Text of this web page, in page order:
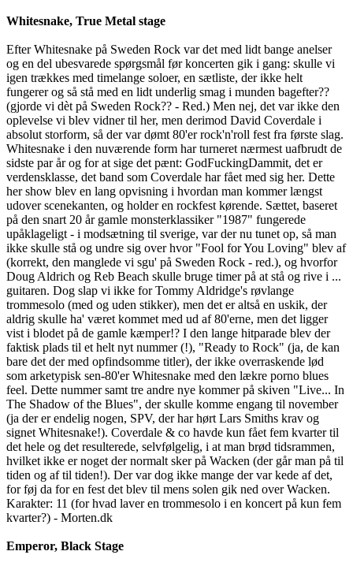
Whitesnake, True Metal stage
Efter Whitesnake på Sweden Rock var det med lidt bange anelser
og en del ubesvarede spørgsmål før koncerten gik i gang: skulle vi
igen trækkes med timelange soloer, en sætliste, der ikke helt
fungerer og så stå med en lidt underlig smag i munden bagefter??
(gjorde vi dèt på Sweden Rock?? - Red.) Men nej, det var ikke den
oplevelse vi blev vidner til her, men derimod David Coverdale i
absolut storform, så der var dømt 80'er rock'n'roll fest fra første slag.
Whitesnake i den nuværende form har turneret nærmest uafbrudt de
sidste par år og for at sige det pænt: GodFuckingDammit, det er
verdensklasse, det band som Coverdale har fået med sig her. Dette
her show blev en lang opvisning i hvordan man kommer længst
udover scenekanten, og holder en rockfest kørende. Sættet, baseret
på den snart 20 år gamle monsterklassiker "1987" fungerede
upåklageligt - i modsætning til sverige, var der nu tunet op, så man
ikke skulle stå og undre sig over hvor "Fool for You Loving" blev af
(korrekt, den manglede vi sgu' på Sweden Rock - red.), og hvorfor
Doug Aldrich og Reb Beach skulle bruge timer på at stå og rive i ...
guitaren. Dog slap vi ikke for Tommy Aldridge's røvlange
trommesolo (med og uden stikker), men det er altså en uskik, der
aldrig skulle ha' været kommet med ud af 80'erne, men det ligger
vist i blodet på de gamle kæmper!? I den lange hitparade blev der
faktisk plads til et helt nyt nummer (!), "Ready to Rock" (ja, de kan
bare det der med opfindsomme titler), der ikke overraskende lød
som arketypisk sen-80'er Whitesnake med den lækre porno blues
feel. Dette nummer samt tre andre nye kommer på skiven "Live... In
The Shadow of the Blues", der skulle komme engang til november
(ja der er endelig nogen, SPV, der har hørt Lars Smiths krav og
signet Whitesnake!). Coverdale & co havde kun fået fem kvarter til
det hele og det resulterede, selvfølgelig, i at man brød tidsrammen,
hvilket ikke er noget der normalt sker på Wacken (der går man på til
tiden og af til tiden!). Der var dog ikke mange der var kede af det,
for føj da for en fest det blev til mens solen gik ned over Wacken.
Karakter: 11 (for hvad laver en trommesolo i en koncert på kun fem
kvarter?) - Morten.dk
Emperor, Black Stage